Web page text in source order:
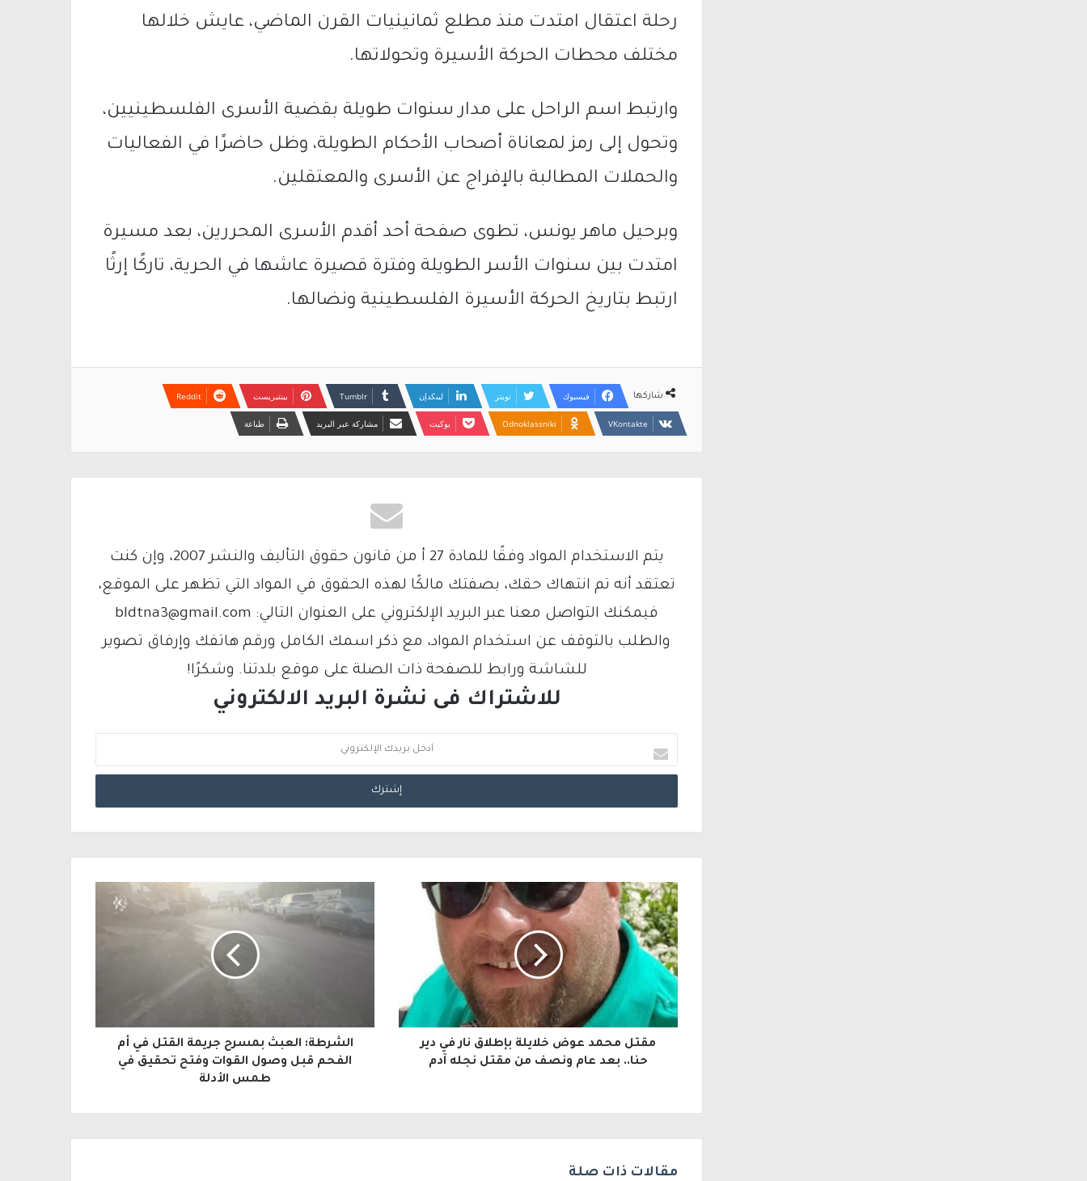
رحلة اعتقال امتدت منذ مطلع ثمانينيات القرن الماضي، عايش خلالها
مختلف محطات الحركة الأسيرة وتحولاتها.
وارتبط اسم الراحل على مدار سنوات طويلة بقضية الأسرى الفلسطينيين،
وتحول إلى رمز لمعاناة أصحاب الأحكام الطويلة، وظل حاضرًا في الفعاليات
والحملات المطالبة بالإفراج عن الأسرى والمعتقلين.
وبرحيل ماهر يونس، تطوى صفحة أحد أقدم الأسرى المحررين، بعد مسيرة
امتدت بين سنوات الأسر الطويلة وفترة قصيرة عاشها في الحرية، تاركًا إرثًا
ارتبط بتاريخ الحركة الأسيرة الفلسطينية ونضالها.
شاركها فيسبوك تويتر لينكدإن بينتيريست
Odnoklassniki بوكيت مشاركة عبر البريد طباعة
يتم الاستخدام المواد وفقًا للمادة 27 أ من قانون حقوق التأليف والنشر 2007، وإن كنت
تعتقد أنه تم انتهاك حقك، بصفتك مالكًا لهذه الحقوق في المواد التي تظهر على الموقع،
فيمكنك التواصل معنا عبر البريد الإلكتروني على العنوان التالي: bldtna3@gmail.com
والطلب بالتوقف عن استخدام المواد، مع ذكر اسمك الكامل ورقم هاتفك وإرفاق تصوير
للشاشة ورابط للصفحة ذات الصلة على موقع بلدتنا. وشكرًا!
للاشتراك فى نشرة البريد الالكتروني
د
خ
ل
ب
ر
ي
د
ك
ا
ل
ك
ت
ر
مقتل محمد عوض خلايلة بإطلاق نار في دير
حنا.. بعد عام ونصف من مقتل نجله آدم
الشرطة: العبث بمسرح جريمة القتل في أم
الفحم قبل وصول القوات وفتح تحقيق في
طمس الأدلة
مقالات ذات صلة